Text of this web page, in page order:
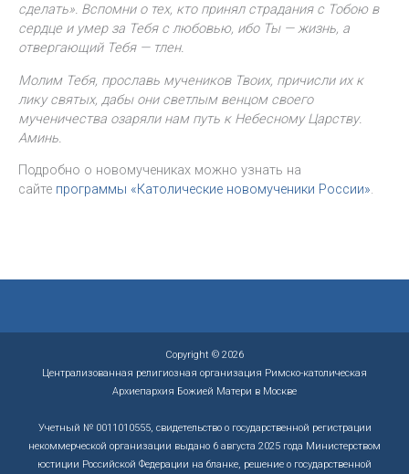
сделать». Вспомни о тех, кто принял страдания с Тобою в
сердце и умер за Тебя с любовью, ибо Ты — жизнь, а
отвергающий Тебя — тлен.
Молим Тебя, прославь мучеников Твоих, причисли их к
лику святых, дабы они светлым венцом своего
мученичества озаряли нам путь к Небесному Царству.
Аминь.
Подробно о новомучениках можно узнать на
сайте программы «Католические новомученики России».
Copyright © 2026
Централизованная религиозная организация Римско-католическая
Архиепархия Божией Матери в Москве
Учетный № 0011010555, свидетельство о государственной регистрации
некоммерческой организации выдано 6 августа 2025 года Министерством
юстиции Российской Федерации на бланке, решение о государственной